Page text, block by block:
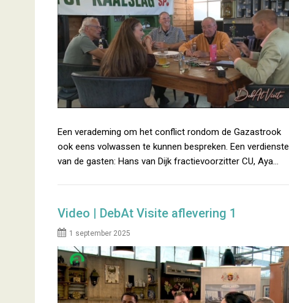
Een verademing om het conflict rondom de Gazastrook
ook eens volwassen te kunnen bespreken. Een verdienste
van de gasten: Hans van Dijk fractievoorzitter CU, Aya…
Video | DebAt Visite aflevering 1
1 september 2025